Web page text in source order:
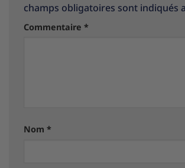
champs obligatoires sont indiqués
Commentaire *
Nom *